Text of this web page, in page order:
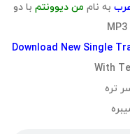
به نام من دیوونتم با دو
Download New Single
With
تره